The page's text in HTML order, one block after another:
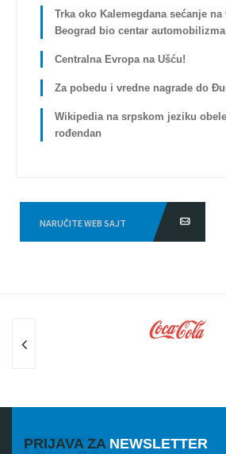
Trka oko Kalemegdana sećanje na
Beograd bio centar automobilizma
Centralna Evropa na Ušću!
Za pobedu i vredne nagrade do
Wikipedia na srpskom jeziku
rođendan
NARUČITE WEB SAJT
PRIJAVA ZA NEWSLETTER